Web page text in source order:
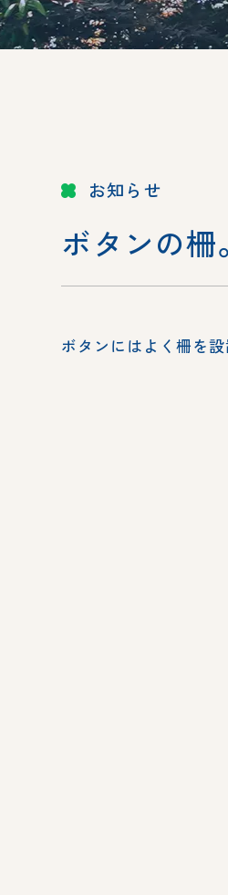
お知らせ
ボタンの柵。
ボタンにはよく柵を